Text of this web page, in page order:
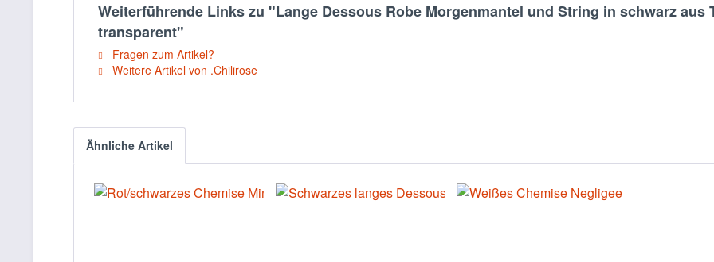
Weiterführende Links zu "Lange Dessous Robe Morgenmantel und String in schwarz aus
transparent"
Fragen zum Artikel?
Weitere Artikel von .Chilirose
Ähnliche Artikel